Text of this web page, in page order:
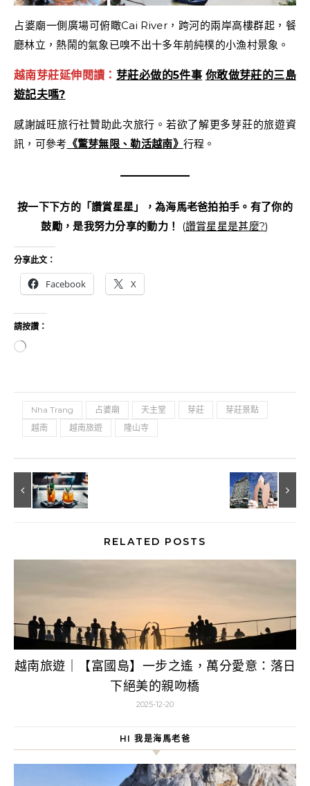
占婆廟一側廣場可俯瞰Cai River，跨河的兩岸高樓群起，餐
廳林立，熱鬧的氣象已嗅不出十多年前純樸的小漁村景象。
越南芽莊延伸閱讀： 芽莊必做的5件事 你敢做芽莊的三島
遊記夫嗎?
感謝誠旺旅行社贊助此次旅行。若欲了解更多芽莊的旅遊資
訊，可參考 《驚芽無限、勒活越南》 行程。
按一下下方的「讚賞星星」，為海馬老爸拍拍手。有了你的
鼓勵，是我努力分享的動力！
(讚賞星星是甚麼?)
分享此文：
Facebook X
請按讚：
正在載入...
Nha Trang 占婆廟 天主堂 芽莊
芽莊景點
越南
越南旅遊 隆山寺
RELATED POSTS
越南旅遊｜【富國島】一步之遙，萬分愛意：落日
下絕美的親吻橋
2025-12-20
HI 我是海馬老爸